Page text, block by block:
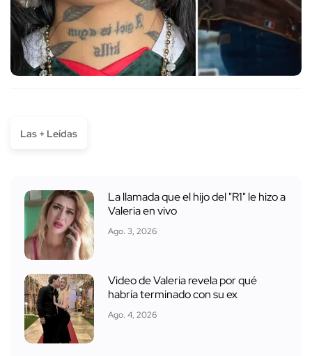
Las + Leídas
La llamada que el hijo del "R1" le hizo a
Valeria en vivo
Ago. 3, 2026
Video de Valeria revela por qué
habría terminado con su ex
Ago. 4, 2026